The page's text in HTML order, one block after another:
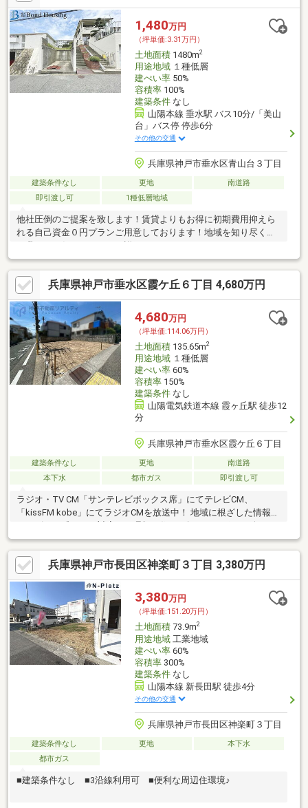
1,480万円
（坪単価:3.31万円）
土地面積1480m2
用途地域１種低層
建ぺい率50%
容積率100%
建築条件なし
山陽本線 垂水駅 バス10分/「美山
台」バス停 停歩6分
その他の交通
兵庫県神戸市垂水区青山台３丁目
建築条件なし 更地
南道路
即引渡し可
1種低層地域
他社圧倒のご提案を致します！賃貸よりもお得に初期費用抑えら
れる自己資金０円プランご用意しております！地域を知り尽くし
問い合わせください！！！
兵庫県神戸市垂水区霞ケ丘６丁目 4,680万円
4,680万円
（坪単価:114.06万円）
土地面積135.65m2
用途地域１種低層
建ぺい率60%
容積率150%
建築条件なし
山陽電気鉄道本線 霞ヶ丘駅 徒歩12
分
兵庫県神戸市垂水区霞ケ丘６丁目
建築条件なし 更地
南道路
本下水
都市ガス 即引渡し可
ラジオ・TV CM「サンテレビボックス席」にてテレビCM、
「kissFM kobe」にてラジオCMを放送中！ 地域に根ざした情報力
す♪
兵庫県神戸市長田区神楽町３丁目 3,380万円
3,380万円
（坪単価:151.20万円）
土地面積73.9m2
用途地域工業地域
建ぺい率60%
容積率300%
建築条件なし
山陽本線 新長田駅 徒歩4分
その他の交通
兵庫県神戸市長田区神楽町３丁目
建築条件なし 更地
本下水
都市ガス
■建築条件なし ■3沿線利用可 ■便利な周辺住環境♪